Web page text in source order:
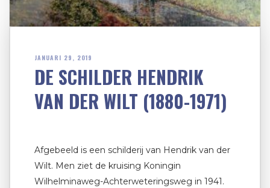
JANUARI 29, 2019
DE SCHILDER HENDRIK
VAN DER WILT (1880-1971)
Afgebeeld is een schilderij van Hendrik van der
Wilt. Men ziet de kruising Koningin
Wilhelminaweg-Achterweteringsweg in 1941.